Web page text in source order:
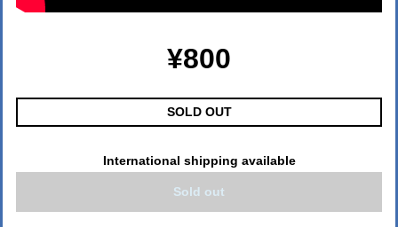
¥800
SOLD OUT
International shipping available
Sold out